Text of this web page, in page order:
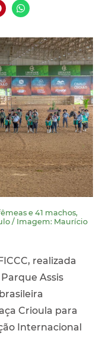
e 41 machos,
/ Imagem: Maurício
realizada
Assis
Crioula para
Internacional